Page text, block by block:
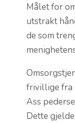
KALENDER
BLI GIVER
Målet for
utstrakt
de som
frivillige fra
Ass
Dette